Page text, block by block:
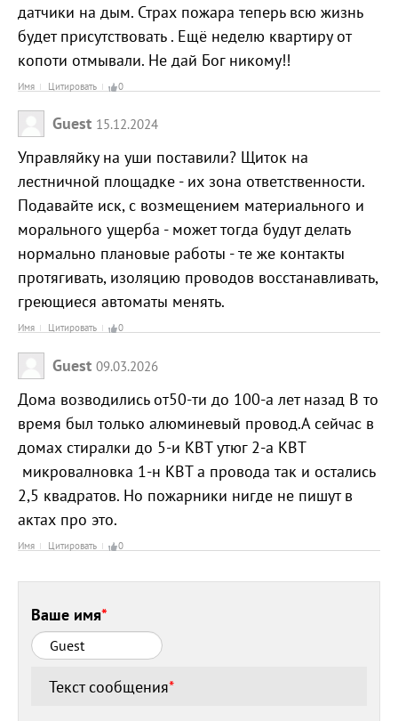
датчики на дым. Страх пожара теперь всю жизнь
будет присутствовать . Ещё неделю квартиру от
копоти отмывали. Не дай Бог никому!!
Имя Цитировать 0
Guest 15.12.2024
Управляйку на уши поставили? Щиток на
лестничной площадке - их зона ответственности.
Подавайте иск, с возмещением материального и
морального ущерба - может тогда будут делать
нормально плановые работы - те же контакты
протягивать, изоляцию проводов восстанавливать,
греющиеся автоматы менять.
Имя Цитировать 0
Guest 09.03.2026
Дома возводились от50-ти до 100-а лет назад В то
время был только алюминевый провод.А сейчас в
домах стиралки до 5-и КВТ утюг 2-а КВТ
микровалновка 1-н КВТ а провода так и остались
2,5 квадратов. Но пожарники нигде не пишут в
актах про это.
Имя Цитировать 0
Ваше имя*
Текст сообщения*